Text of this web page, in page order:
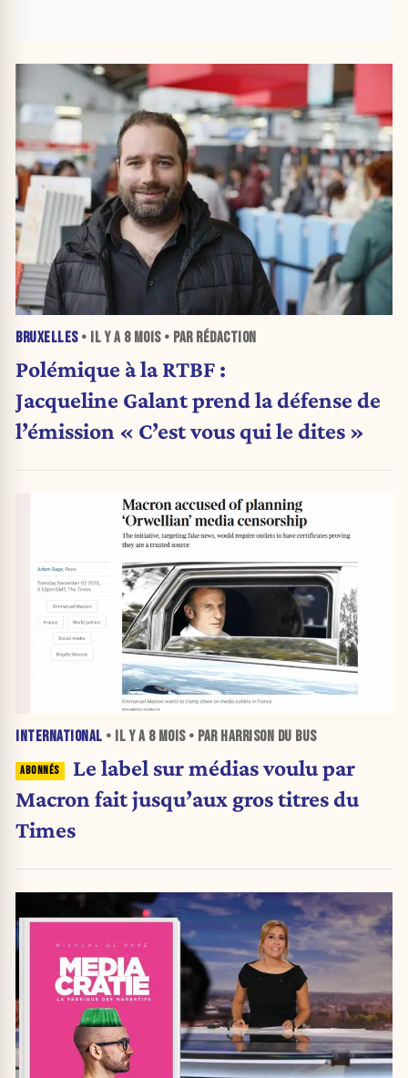
BRUXELLES• IL Y A 8 MOIS• PAR RÉDACTION
Polémique à la RTBF :
Jacqueline Galant prend la défense de
l’émission « C’est vous qui le dites »
INTERNATIONAL • IL Y A 8 MOIS• PAR HARRISON DU BUS
Le label sur médias voulu par
Macron fait jusqu’aux gros titres du
Times